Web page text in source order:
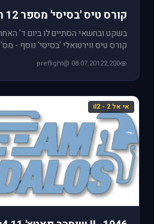
קורס טיס 'בסיסי' מספר 12 הגיע לסיומו
קורס טיס ווירטואלי 'בסיסי' נוסף - מס' 12. לאחר חודשיים... מי
2,200
08.07.2012
·
@preflight
אי אל 2 - il2